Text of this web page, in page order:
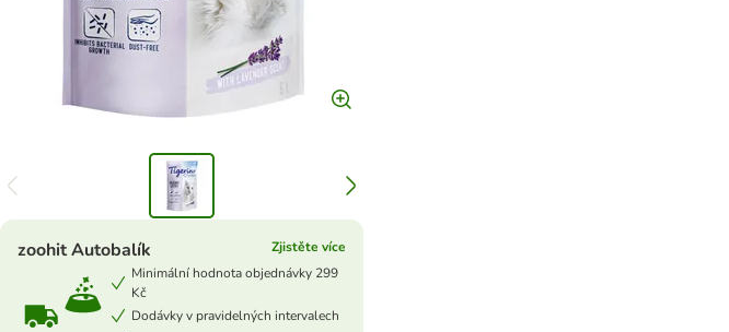
zoohit Autobalík
Zjistěte více
Minimální hodnota objednávky 299
Kč
Dodávky v pravidelných intervalech